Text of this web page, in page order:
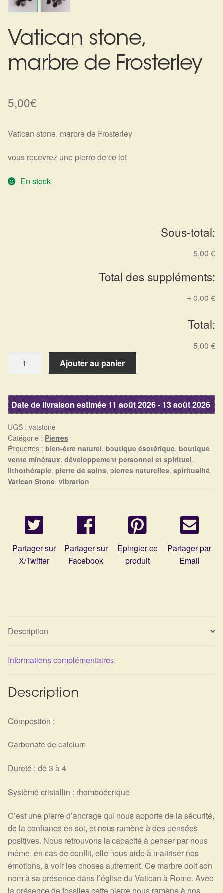
Harmonisation de l’être
Harmonisation des lieux
Soin beauté
Arts Divinatoires : Percez les Mystères de l’Invisible
Protection énergétique : Trouvez votre bouclier
La roue de l’année
Mon compte
Validation de la commande
Détails du compte
Commandes
Vatican stone,
marbre de Frosterley
5,00€
Vatican stone, marbre de Frosterley
vous recevrez une pierre de ce lot
En stock
Sous-total:
5,00 €
Total des suppléments:
+0,00 €
Total:
5,00 €
stone,
marbre
Frosterley
Ajouter au panier
Date de livraison estimée 11 août 2026 - 13 août 2026
UGS : vatstone
Catégorie : Pierres
Étiquettes : bien-être naturel, boutique ésotérique, boutique
vente minéraux, développement personnel et spirituel,
lithothérapie, pierre de soins, pierres naturelles, spiritualité,
Vatican Stone, vibration
Partager sur
X/Twitter
Partager sur
Facebook
Epingler ce
produit
Partager par
Email
Description
Informations complémentaires
Description
Compostion :
Carbonate de calcium
Dureté : de 3 à 4
Système cristallin : rhomboédrique
C’est une pierre d’ancrage qui nous apporte de la sécurité,
de la confiance en soi, et nous ramène à des pensées
positives. Nous retrouvons la capacité à penser par nous
même, en cas de conflit, elle nous aide à maitriser nos
émotions, à voir les choses autrement. Ce marbre doit son
nom à sa présence dans l’église du Vatican à Rome. Avec
la présence de fossiles cette pierre nous ramène à nos